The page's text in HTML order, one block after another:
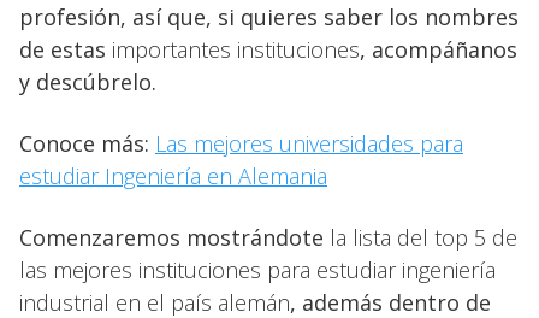
profesión, así que, si quieres saber los nombres
de estas importantes instituciones, acompáñanos
y descúbrelo.
Conoce más: Las mejores universidades para
estudiar Ingeniería en Alemania
Comenzaremos mostrándote la lista del top 5 de
las mejores instituciones para estudiar ingeniería
industrial en el país alemán, además dentro de